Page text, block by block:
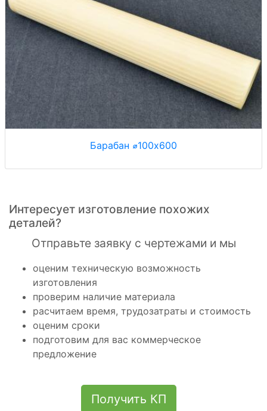
Барабан ⌀100x600
Интересует изготовление похожих
деталей?
Отправьте заявку с чертежами и мы
оценим техническую возможность
изготовления
проверим наличие материала
расчитаем время, трудозатраты и стоимость
оценим сроки
подготовим для вас коммерческое
предложение
Получить КП